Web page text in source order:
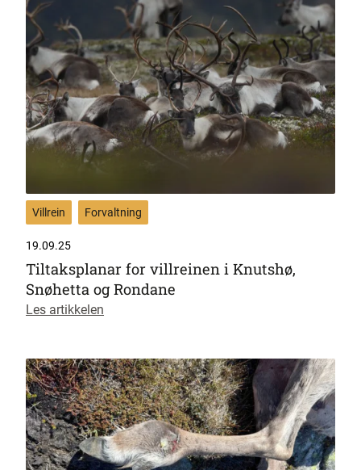
Villrein Forvaltning
19.09.25
Tiltaksplanar for villreinen i Knutshø,
Snøhetta og Rondane
Les artikkelen